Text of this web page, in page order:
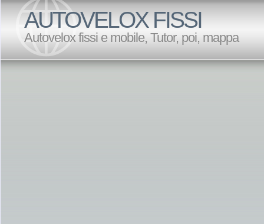
AUTOVELOX FISSI
Autovelox fissi e mobile, Tutor, poi, mappa